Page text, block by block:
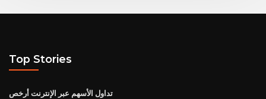
Top Stories
تداول الأسهم عبر الإنترنت أرخص